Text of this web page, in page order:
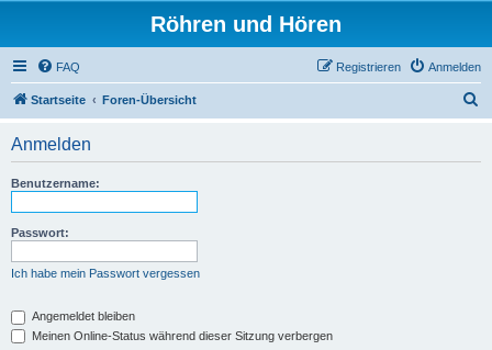
Röhren und Hören
FAQ Anmelden
Registrieren
Startseite Foren-Übersicht
Anmelden
Benutzername:
Passwort:
Ich habe mein Passwort vergessen
Angemeldet bleiben
Meinen Online-Status während dieser Sitzung verbergen